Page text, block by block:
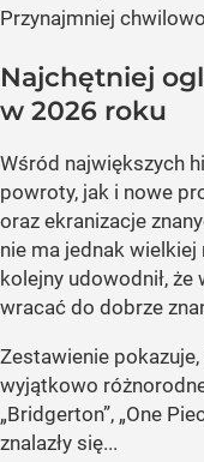
Przynajmniej
Najchętniej
w 2026 roku
Wśród największych
powroty, jak i nowe
oraz ekranizacje
nie ma jednak wielkiej
kolejny udowodnił,
wracać do dobrze
Zestawienie
wyjątkowo
„Bridgerton”, „One
znalazły się...